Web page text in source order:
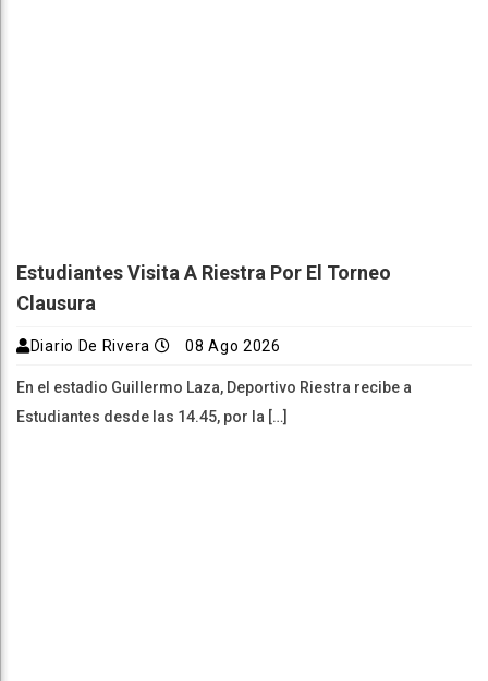
Estudiantes Visita A Riestra Por El Torneo
Clausura
Diario De Rivera 08 Ago 2026
En el estadio Guillermo Laza, Deportivo Riestra recibe a
Estudiantes desde las 14.45, por la […]